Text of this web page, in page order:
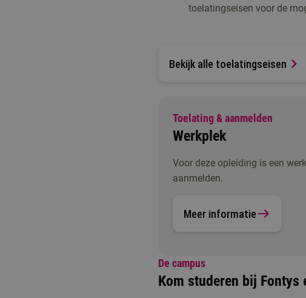
toelatingseisen voor de
Bekijk alle toelatingseisen
Toelating & aanmelden
Werkplek
Voor deze opleiding is een
aanmelden.
Meer informatie
De campus
Kom studeren bij